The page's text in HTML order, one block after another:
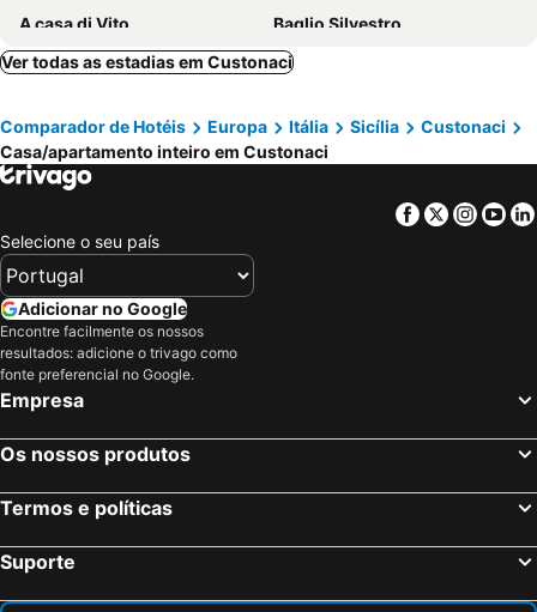
A casa di Vito
Baglio Silvestro
Di Mari e d'Amuri Casa Vacanza
Santa Lucia Appartament
Ver todas as estadias em Custonaci
Comparador de Hotéis Europa Itália Sicília
Custonaci
Casa/apartamento inteiro em Custonaci
Facebook
Twitter
Selecione o seu país
Adicionar no Google
Encontre facilmente os nossos
resultados: adicione o trivago como
fonte preferencial no Google.
Empresa
Os nossos produtos
Termos e políticas
Suporte